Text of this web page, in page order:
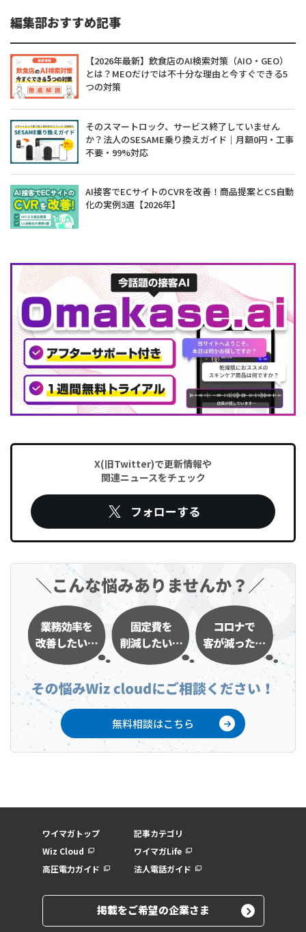
編集部おすすめ記事
【2026年最新】飲食店のAI検索対策（AIO・GEO）
とは？MEOだけでは不十分な理由と今すぐできる5
つの対策
そのスマートロック、サービス終了していません
か？法人のSESAME乗り換えガイド｜月額0円・工事
不要・99%対応
AI接客でECサイトのCVRを改善！商品提案とCS自動
化の実例3選【2026年】
X(旧Twitter)で更新情報や
関連ニュースをチェック
フォローする
無料相談はこちら
ワイマガトップ
記事カテゴリ
Wiz Cloud
ワイマガLife
高圧電力ガイド
法人電話ガイド
掲載をご希望の企業さま